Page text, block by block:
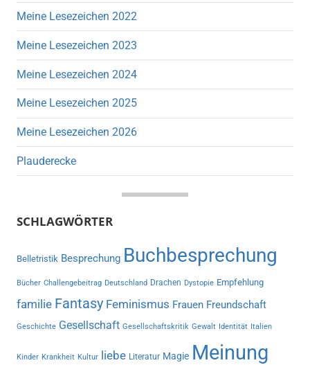
Meine Lesezeichen 2022
Meine Lesezeichen 2023
Meine Lesezeichen 2024
Meine Lesezeichen 2025
Meine Lesezeichen 2026
Plauderecke
SCHLAGWÖRTER
Belletristik Besprechung Buchbesprechung
Bücher Challengebeitrag Deutschland Drachen Dystopie Empfehlung
familie Fantasy Feminismus Frauen Freundschaft
Geschichte Gesellschaft Gesellschaftskritik Gewalt Identität Italien
Kinder Krankheit Kultur liebe Literatur Magie Meinung